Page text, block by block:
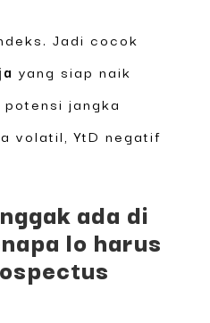
Jadi cocok
yang siap naik
jangka
volatil, YtD negatif
ada di
lo harus